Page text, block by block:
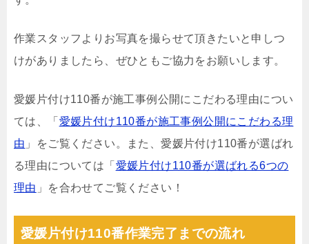
作業スタッフよりお写真を撮らせて頂きたいと申しつ
けがありましたら、ぜひともご協力をお願いします。
愛媛片付け110番が施工事例公開にこだわる理由につい
ては、「 愛媛片付け110番が施工事例公開にこだわる理
由 」をご覧ください。また、愛媛片付け110番が選ばれ
る理由については「 愛媛片付け110番が選ばれる6つの
理由 」を合わせてご覧ください！
愛媛片付け110番作業完了までの流れ